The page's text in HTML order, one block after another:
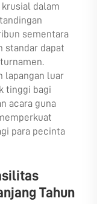
dalam
sementara
standar dapat
lapangan luar
tinggi bagi
acara guna
para pecinta
Tahun